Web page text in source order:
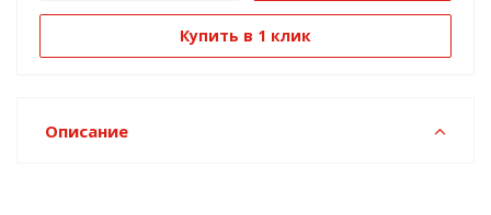
Купить в 1 клик
Описание